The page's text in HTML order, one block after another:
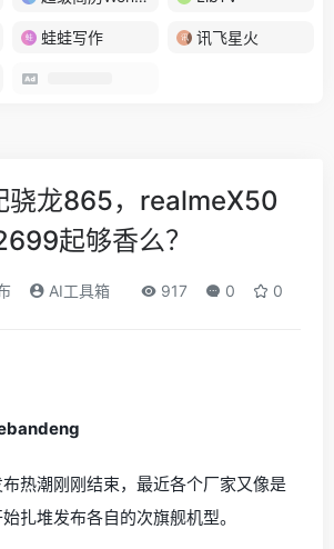
蛙蛙写作 讯飞星火
骁龙865，realmeX50
起够香么？
AI工具箱 917 0 0
热潮刚刚结束，最近各个厂家又像是
扎堆发布各自的次旗舰机型。